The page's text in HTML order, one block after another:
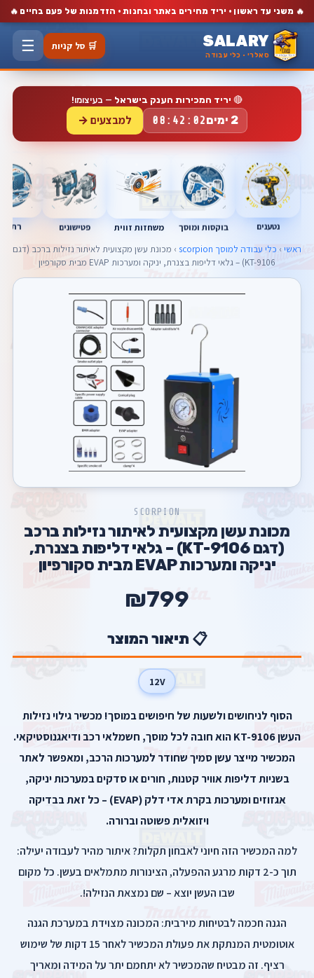
🔥 משני עד ראשון · יריד מחירים באתר ובחנות · הזדמנות של פעם בחיים 🔥
SALARY
סאלרי · כלי עבודה
🛒 סל קניות ☰
🔴 יריד המכירות הענק בישראל — בעיצומו!
2 ימים 08:42:02 למבצעים →
נטענים בוקסות ומוסך משחזות זווית פטישונים
ראשי › כלי עבודה למוסך scorpion
› מכונת עשן מקצועית לאיתור נזילות ברכב (דגם
KT-9106) – גלאי דליפות בצנרת, יניקה ומערכות EVAP מבית סקורפיון
SCORPION
מכונת עשן מקצועית לאיתור נזילות ברכב
(דגם KT-9106) – גלאי דליפות בצנרת,
יניקה ומערכות EVAP מבית סקורפיון
₪799
📋 תיאור המוצר
12V
הסוף לניחושים ולשעות של חיפושים במוסך! מכשיר גילוי נזילות
העשן KT-9106 הוא חובה לכל מוסך, חשמלאי רכב ודיאגנוסטיקאי.
המכשיר מייצר עשן סמיך שחודר למערכות הרכב, ומאפשר לאתר
בשניות דליפות אוויר קטנות, חורים או סדקים במערכות יניקה,
אגזוזים ומערכות בקרת אדי דלק (EVAP) – כל זאת בבדיקה
ויזואלית פשוטה וברורה.
למה המכשיר הזה חיוני לאבחון תקלות? איתור מהיר לעבודה יעילה:
תוך כ-2 דקות מרגע ההפעלה, הצינורות מתמלאים בעשן. כל מקום
שבו העשן יוצא – שם נמצאת הנזילה!.
הגנה חכמה לבטיחות מירבית: המכונה מצוידת במערכת הגנה
אוטומטית המנתקת את פעולת המכשיר לאחר 15 דקות של שימוש
רציף. זה מבטיח שהמכשיר לא יתחמם יתר על המידה ומאריך